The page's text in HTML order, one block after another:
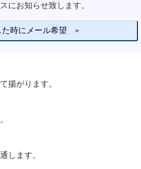
にお知らせ致します。
た時にメール希望 »
揚がります。
します。